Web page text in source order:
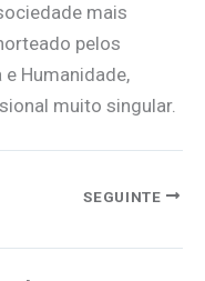
mais
pelos
Humanidade,
muito singular.
SEGUINTE